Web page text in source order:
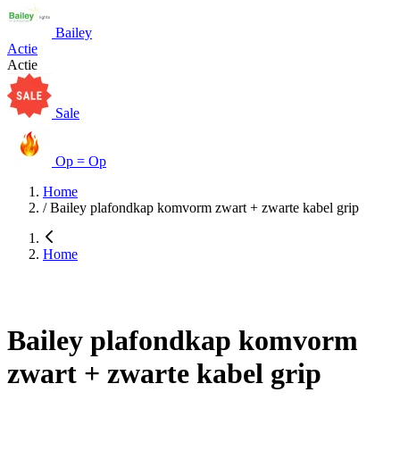
Bailey
Actie
Actie
Sale
Op = Op
Home
/ Bailey plafondkap komvorm zwart + zwarte kabel grip
Home
Bailey plafondkap komvorm
zwart + zwarte kabel grip